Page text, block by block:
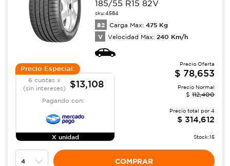
185/55 R15 82V
sku:4584
82 Carga Max: 475 Kg
V Velocidad Max: 240 Km/h
Precio Especial:
6 cuotas x
(sin intereses)
$13,108
Pagando con:
X unidad
Precio Oferta
$ 78,653
Precio Normal
$ 112,400
Precio total por 4
$ 314,612
Stock:15
COMPRAR